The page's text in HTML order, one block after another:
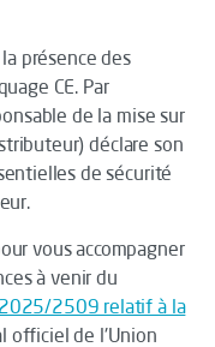
présence des
CE. Par
de la mise sur
déclare son
de sécurité
vous accompagner
à venir du
2509 relatif à la
officiel de l'Union